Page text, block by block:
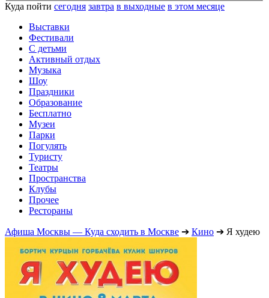
Куда пойти сегодня завтра в выходные в этом месяце
Выставки
Фестивали
С детьми
Активный отдых
Музыка
Шоу
Праздники
Образование
Бесплатно
Музеи
Парки
Погулять
Туристу
Театры
Пространства
Клубы
Прочее
Рестораны
Афиша Москвы — Куда сходить в Москве ➔ Кино ➔ Я худею